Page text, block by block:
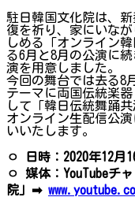
駐日韓国文化院は、
復を祈り、家にいな
しめる「オンライン
る6月と8月の公演に
演を用意しました。
今回の舞台では去る8
テーマに両国伝統楽
して「韓日伝統舞踊
オンライン生配信公
いいたします。
ㅇ 日時：2020年12月1
ㅇ 媒体：YouTubeチ
院」 ➡